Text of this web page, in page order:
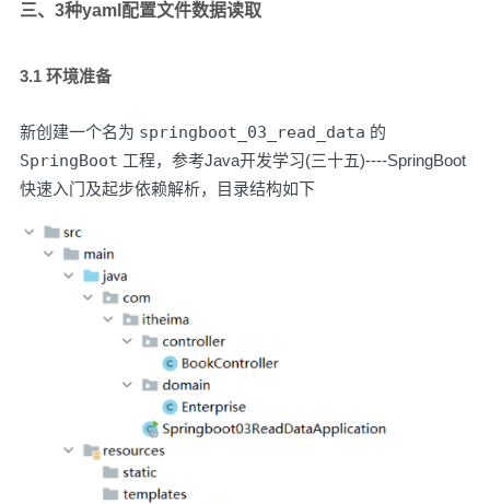
三、3种yaml配置文件数据读取
3.1 环境准备
新创建一个名为 springboot_03_read_data 的
SpringBoot 工程，参考Java开发学习(三十五)----SpringBoot
快速入门及起步依赖解析，目录结构如下